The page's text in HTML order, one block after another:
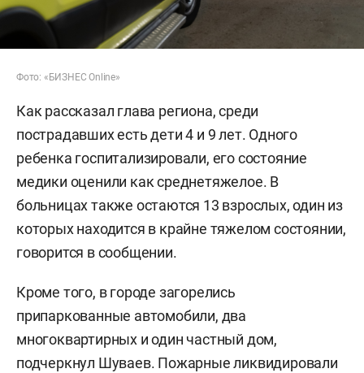
Фото: «БИЗНЕС Online»
Как рассказал глава региона, среди
пострадавших есть дети 4 и 9 лет. Одного
ребенка госпитализировали, его состояние
медики оценили как среднетяжелое. В
больницах также остаются 13 взрослых, один из
которых находится в крайне тяжелом состоянии,
говорится в сообщении.
Кроме того, в городе загорелись
припаркованные автомобили, два
многоквартирных и один частный дом,
подчеркнул Шуваев. Пожарные ликвидировали